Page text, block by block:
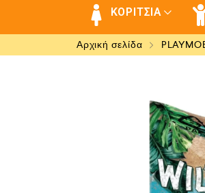
ΚΟΡΙΤΣΙΑ
Αρχική σελίδα